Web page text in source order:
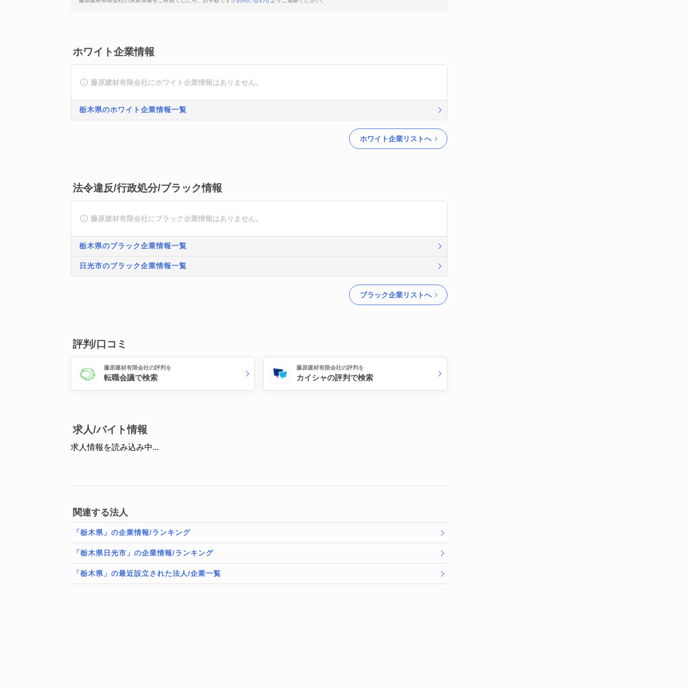
ホワイト企業情報
藤原建材有限会社にホワイト企業情報はありません。
栃木県のホワイト企業情報一覧
ホワイト企業リストへ
法令違反/行政処分/ブラック情報
藤原建材有限会社にブラック企業情報はありません。
栃木県のブラック企業情報一覧
日光市のブラック企業情報一覧
ブラック企業リストへ
評判/口コミ
藤原建材有限会社の評判を
転職会議で検索
藤原建材有限会社の評判を
カイシャの評判で検索
求人/バイト情報
求人情報を読み込み中...
関連する法人
「栃木県」の企業情報/ランキング
「栃木県日光市」の企業情報/ランキング
「栃木県」の最近設立された法人/企業一覧